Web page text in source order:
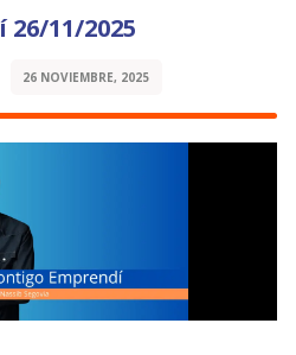
11/2025
26 NOVIEMBRE, 2025